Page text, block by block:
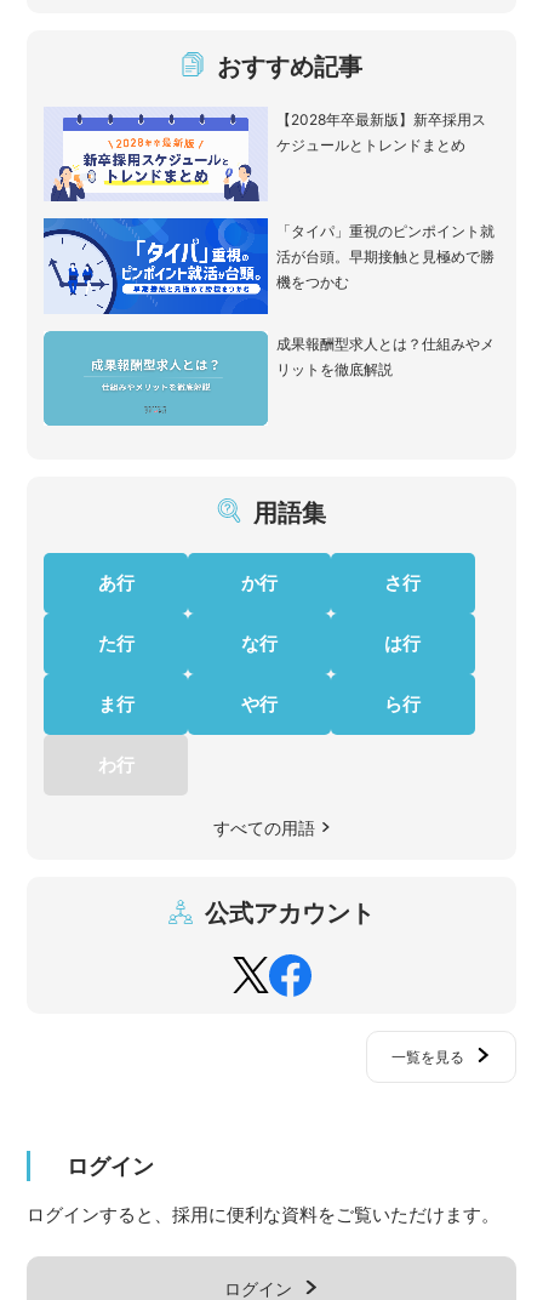
おすすめ記事
【2028年卒最新版】新卒採用ス
ケジュールとトレンドまとめ
「タイパ」重視のピンポイント就
活が台頭。早期接触と見極めで勝
機をつかむ
成果報酬型求人とは？仕組みやメ
リットを徹底解説
用語集
あ行 か行 さ行
た行 な行 は行
ま行 や行 ら行
わ行
すべての用語
公式アカウント
一覧を見る
ログイン
ログインすると、採用に便利な資料をご覧いただけます。
ログイン